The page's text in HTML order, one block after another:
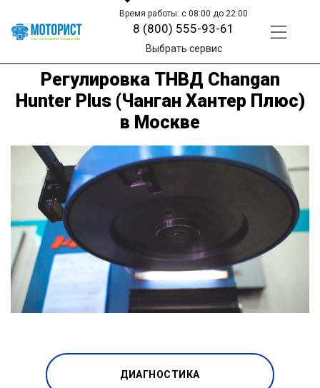
Время работы: с 08:00 до 22:00
8 (800) 555-93-61
Выбрать сервис
Регулировка ТНВД Changan
Hunter Plus (Чанган Хантер Плюс)
в Москве
ДИАГНОСТИКА